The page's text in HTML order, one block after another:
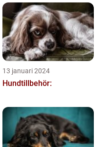
13 januari 2024
Hundtillbehör: